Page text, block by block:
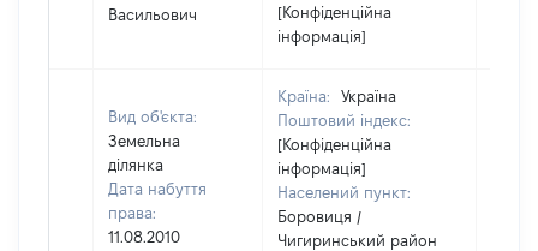
Васильович
[Конфіденційна
інформація]
Вид об'єкта:
Земельна
ділянка
Дата набуття
права:
11.08.2010
Країна:
Україна
Поштовий індекс:
[Конфіденційна
інформація]
Населений пункт:
Боровиця /
Чигиринський район